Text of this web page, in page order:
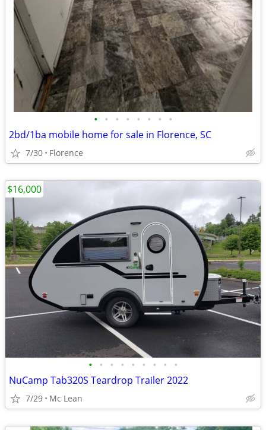
• • • • • • • •
2bd/1ba mobile home for sale in Florence, SC
7/30 Florence
• • • • • • • • •
NuCamp Tab320S Teardrop Trailer 2022
7/29 Mc Lean
$16,000